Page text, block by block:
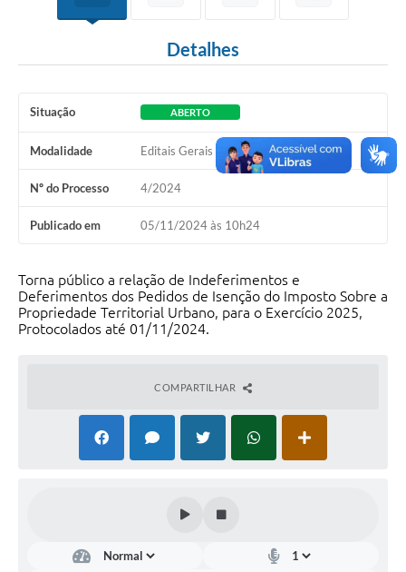
EMPREGA
Acesso à Informação
Turismo em São Chico
Valores Terra Nua-VTN
Contas Públicas
UAB - Universidade Aberta do Brasil
Detalhes
Situação ABERTO
Modalidade Editais Gerais
Nº do Processo 4/2024
Publicado em 05/11/2024 às 10h24
Torna público a relação de Indeferimentos e
Deferimentos dos Pedidos de Isenção do Imposto Sobre a
Propriedade Territorial Urbano, para o Exercício 2025,
Protocolados até 01/11/2024.
COMPARTILHAR